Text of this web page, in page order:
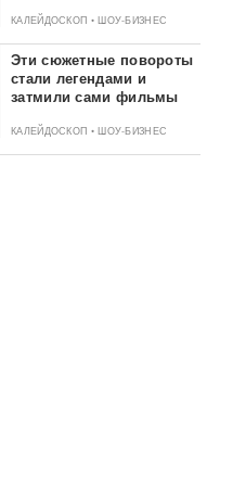
КАЛЕЙДОСКОП • ШОУ-БИЗНЕС
Эти сюжетные повороты
стали легендами и
затмили сами фильмы
КАЛЕЙДОСКОП • ШОУ-БИЗНЕС